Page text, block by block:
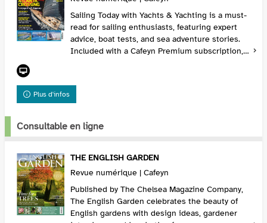
Sailing Today with Yachts & Yachting is a must-
read for sailing enthusiasts, featuring expert
advice, boat tests, and sea adventure stories.
Included with a Cafeyn Premium subscription,
Plus d'infos
Consultable en ligne
THE ENGLISH GARDEN
Revue numérique | Cafeyn
Published by The Chelsea Magazine Company,
The English Garden celebrates the beauty of
English gardens with design ideas, gardener